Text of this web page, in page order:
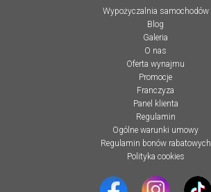
Wypożyczalnia samochodów
Blog
Galeria
O nas
Oferta wynajmu
Promocje
Franczyza
Panel klienta
Regulamin
Ogólne warunki umowy
Regulamin bonów rabatowych
Polityka cookies